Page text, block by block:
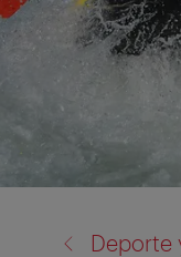
Deporte